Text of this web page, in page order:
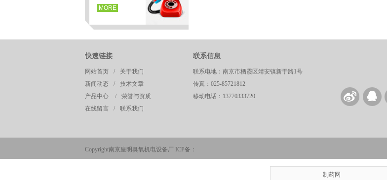
页
MORE
快速链接
网站首页 /
关于我们
新闻动态
/
技术文章
产品中心
/
荣誉与资质
在线留言
/ 联系我们
联系信息
联系电地：南京市栖霞区靖安镇新于路1号
传真：025-85721812
移动电话：13770333720
Copyright南京皇明臭氧机电设备厂 ICP备：
制药网